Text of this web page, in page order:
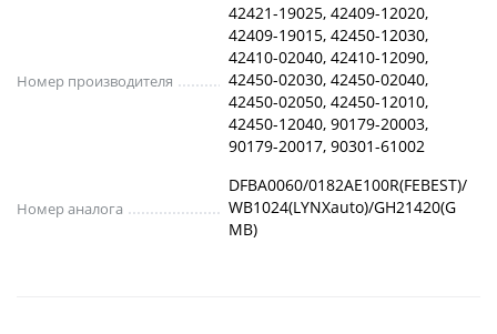
Номер производителя
42421-19025, 42409-12020,
42409-19015, 42450-12030,
42410-02040, 42410-12090,
42450-02030, 42450-02040,
42450-02050, 42450-12010,
42450-12040, 90179-20003,
90179-20017, 90301-61002
Номер аналога
DFBA0060/0182AE100R(FEBEST)/
WB1024(LYNXauto)/GH21420(G
MB)